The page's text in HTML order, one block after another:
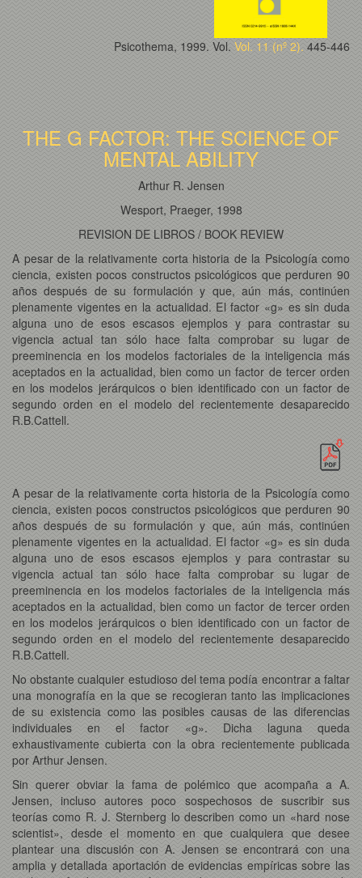
Psicothema, 1999. Vol. Vol. 11 (nº 2). 445-446
THE G FACTOR: THE SCIENCE OF
MENTAL ABILITY
Arthur R. Jensen
Wesport, Praeger, 1998
REVISION DE LIBROS / BOOK REVIEW
A pesar de la relativamente corta historia de la Psicología como
ciencia, existen pocos constructos psicológicos que perduren 90
años después de su formulación y que, aún más, continúen
plenamente vigentes en la actualidad. El factor «g» es sin duda
alguna uno de esos escasos ejemplos y para contrastar su
vigencia actual tan sólo hace falta comprobar su lugar de
preeminencia en los modelos factoriales de la inteligencia más
aceptados en la actualidad, bien como un factor de tercer orden
en los modelos jerárquicos o bien identificado con un factor de
segundo orden en el modelo del recientemente desaparecido
R.B.Cattell.
A pesar de la relativamente corta historia de la Psicología como
ciencia, existen pocos constructos psicológicos que perduren 90
años después de su formulación y que, aún más, continúen
plenamente vigentes en la actualidad. El factor «g» es sin duda
alguna uno de esos escasos ejemplos y para contrastar su
vigencia actual tan sólo hace falta comprobar su lugar de
preeminencia en los modelos factoriales de la inteligencia más
aceptados en la actualidad, bien como un factor de tercer orden
en los modelos jerárquicos o bien identificado con un factor de
segundo orden en el modelo del recientemente desaparecido
R.B.Cattell.
No obstante cualquier estudioso del tema podía encontrar a faltar
una monografía en la que se recogieran tanto las implicaciones
de su existencia como las posibles causas de las diferencias
individuales en el factor «g». Dicha laguna queda
exhaustivamente cubierta con la obra recientemente publicada
por Arthur Jensen.
Sin querer obviar la fama de polémico que acompaña a A.
Jensen, incluso autores poco sospechosos de suscribir sus
teorías como R. J. Sternberg lo describen como un «hard nose
scientist», desde el momento en que cualquiera que desee
plantear una discusión con A. Jensen se encontrará con una
amplia y detallada aportación de evidencias empíricas sobre las